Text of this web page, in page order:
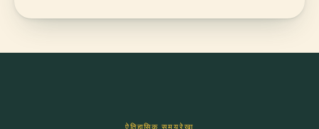
ऐतिहासिक समयरेखा